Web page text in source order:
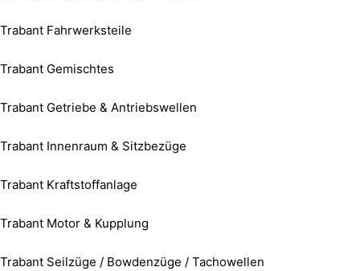
Trabant Fahrwerksteile
Trabant Gemischtes
Trabant Getriebe & Antriebswellen
Trabant Innenraum & Sitzbezüge
Trabant Kraftstoffanlage
Trabant Motor & Kupplung
Trabant Seilzüge / Bowdenzüge / Tachowellen